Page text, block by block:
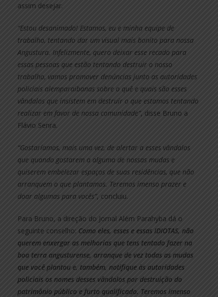
assim desejar.
“Estou desanimado! Estamos, eu e minha equipe de
trabalho, tentando dar um visual mais bonito para nossa
Angustura. Infelizmente, quero deixar esse recado para
essas pessoas que estão tentando destruir o nosso
trabalho, vamos promover denúncias junto as autoridades
policiais alemparaibanas sobre o quê e quais são esses
vândalos que insistem em destruir o que estamos tentando
realizar em favor de nossa comunidade”, disse Bruno a
Flávio Senra.
“Gostaríamos, mais uma vez, de alertar a esses vândalos
que quando gostarem a alguma de nossas mudas e
quiserem embelezar espaços de suas residências, que não
arranquem o que plantamos. Teremos imenso prazer e
doar algumas para vocês”, concluiu.
Para Bruno, a direção do Jornal Além Parahyba dá o
seguinte conselho: Como eles, esses e essas IDIOTAS, não
querem enxergar as melhorias que tens tentado fazer na
boa terra angusturense, arranque de vez todas as mudas
que você plantou e, também, notifique às autoridades
policiais os nomes desses vândalos por destruição do
patrimônio público e furto qualificado. Teremos imenso